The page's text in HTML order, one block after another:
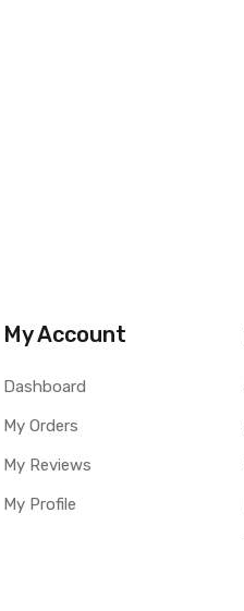
My Account
Dashboard
My Orders
My Reviews
My Profile